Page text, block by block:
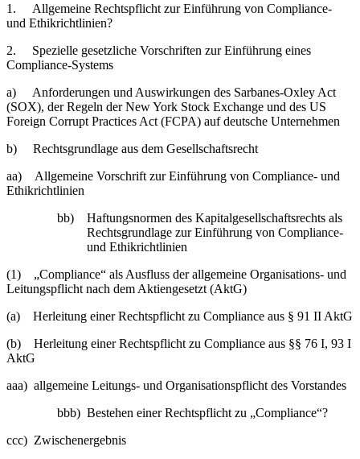
1. Allgemeine Rechtspflicht zur Einführung von Compliance-
und Ethikrichtlinien?
2. Spezielle gesetzliche Vorschriften zur Einführung eines
Compliance-Systems
a) Anforderungen und Auswirkungen des Sarbanes-Oxley Act
(SOX), der Regeln der New York Stock Exchange und des US
Foreign Corrupt Practices Act (FCPA) auf deutsche Unternehmen
b) Rechtsgrundlage aus dem Gesellschaftsrecht
aa) Allgemeine Vorschrift zur Einführung von Compliance- und
Ethikrichtlinien
bb) Haftungsnormen des Kapitalgesellschaftsrechts als
Rechtsgrundlage zur Einführung von Compliance-
und Ethikrichtlinien
(1) „Compliance“ als Ausfluss der allgemeine Organisations- und
Leitungspflicht nach dem Aktiengesetzt (AktG)
(a) Herleitung einer Rechtspflicht zu Compliance aus § 91 II AktG
(b) Herleitung einer Rechtspflicht zu Compliance aus §§ 76 I, 93 I
AktG
aaa) allgemeine Leitungs- und Organisationspflicht des Vorstandes
bbb) Bestehen einer Rechtspflicht zu „Compliance“?
ccc) Zwischenergebnis